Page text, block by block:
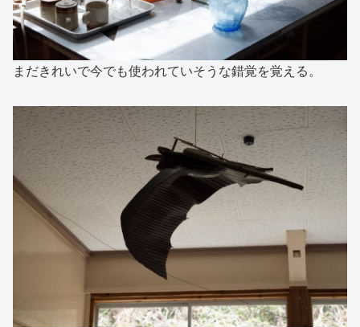
まだきれいで今でも使われていそうな錯覚を覚える。